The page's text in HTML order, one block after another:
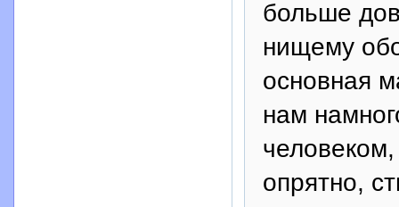
больше
нищему
основная
нам
опрятно,